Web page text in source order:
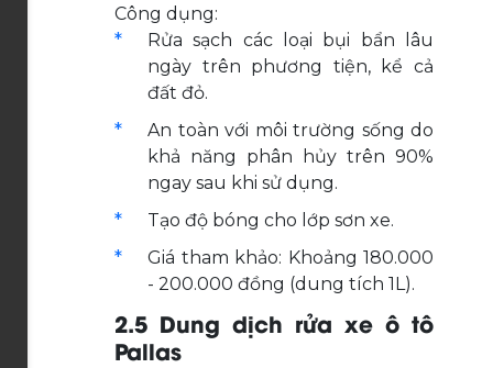
Công dụng:
Rửa sạch các loại bụi bẩn lâu
ngày trên phương tiện, kể cả
đất đỏ.
An toàn với môi trường sống do
khả năng phân hủy trên 90%
ngay sau khi sử dụng.
Tạo độ bóng cho lớp sơn xe.
Giá tham khảo: Khoảng 180.000
- 200.000 đồng (dung tích 1L).
2.5 Dung dịch rửa xe ô tô
Pallas